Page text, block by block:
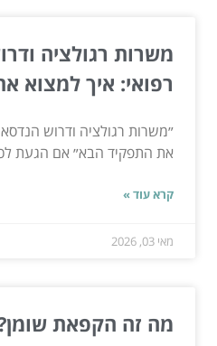
משרות רגולציה
רפואי: איך למצוא
״משרות רגולציה ודרוש
את התפקיד הבא״ אם הגעת
קרא עוד »
מאי 03, 2026
מה זה הקפאת